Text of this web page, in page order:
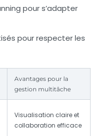
pour s’adapter
pour respecter les
Avantages pour la
gestion multitâche
Visualisation claire et
collaboration efficace